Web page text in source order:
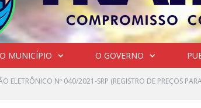
O MUNICÍPIO O GOVERNO
ELETRÔNICO Nº 040/2021-SRP (REGISTRO DE PREÇOS